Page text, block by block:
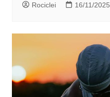
Rociclei 16/11/2025